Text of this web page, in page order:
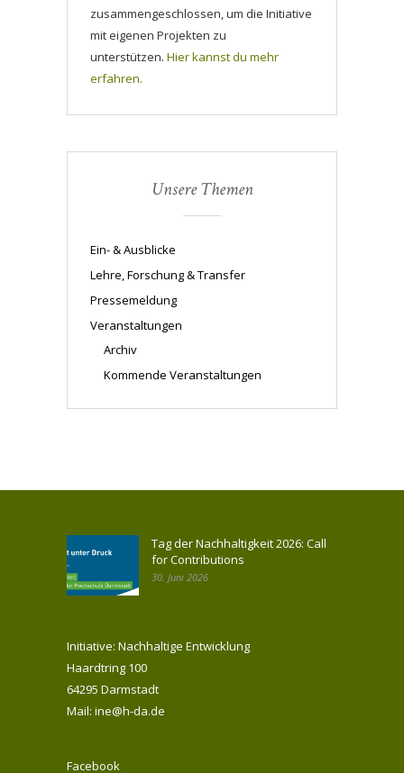
zusammengeschlossen, um die Initiative
mit eigenen Projekten zu
unterstützen. Hier kannst du mehr
erfahren.
Unsere Themen
Ein- & Ausblicke
Lehre, Forschung & Transfer
Pressemeldung
Veranstaltungen
Archiv
Kommende Veranstaltungen
Tag der Nachhaltigkeit 2026: Call
for Contributions
30. Juni 2026
Initiative: Nachhaltige Entwicklung
Haardtring 100
64295 Darmstadt
Mail: ine@h-da.de
Facebook